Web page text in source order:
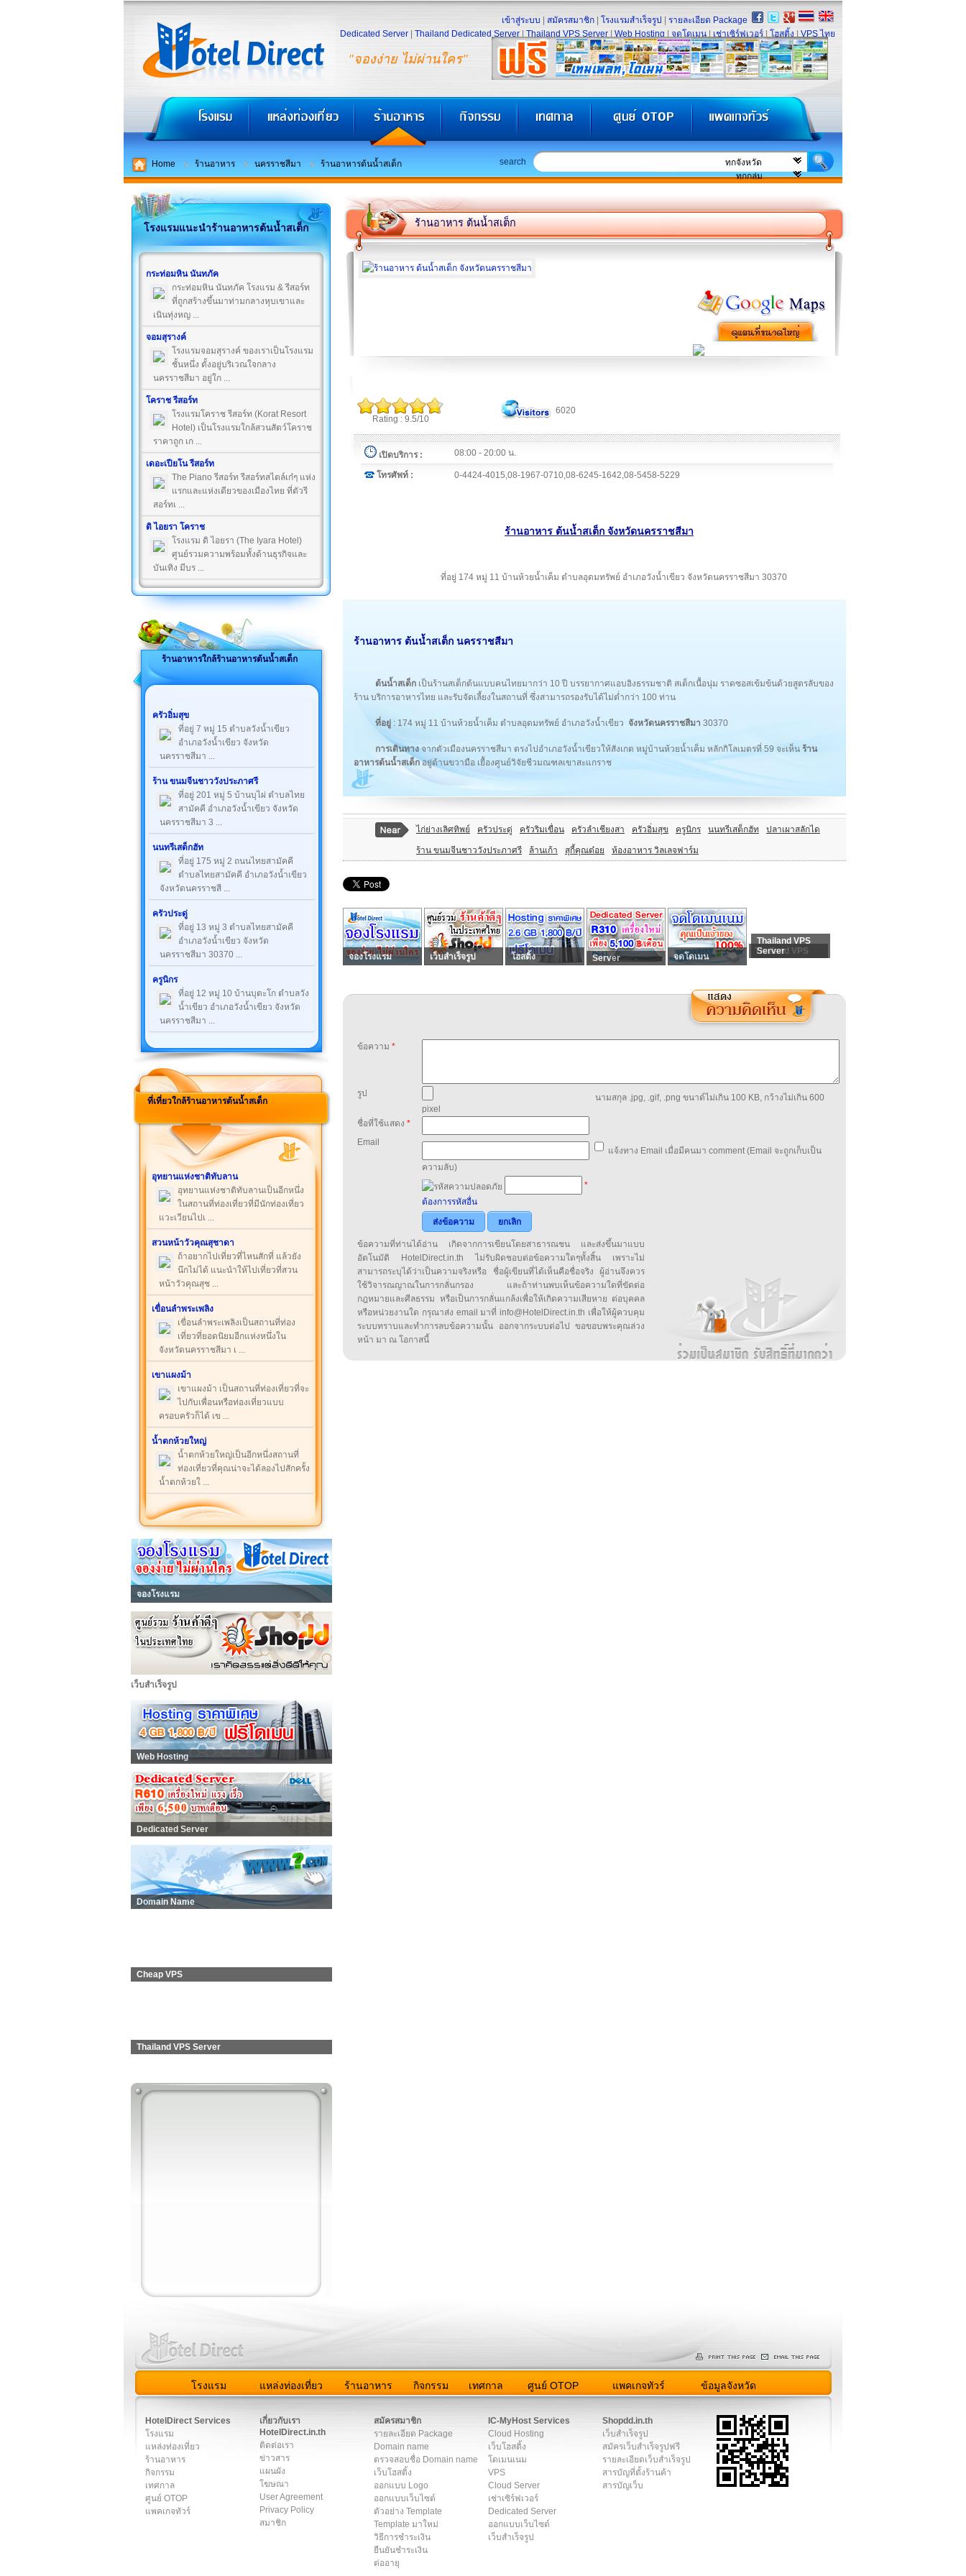
"จองง่าย ไม่ผ่านใคร"
เข้าสู่ระบบ สมัครสมาชิก โรงแรมสำเร็จรูป
รายละเอียด Package
Dedicated Server
Thailand Dedicated Server Thailand VPS Server Web Hosting จดโดเมน เช่าเซิร์ฟเวอร์ โฮสติ้ง VPS ไทย
Home ร้านอาหาร นครราชสีมา ร้านอาหารต้นน้ำสเต็ก search
โรงแรมแนะนำร้านอาหารต้นน้ำสเต็ก
กระท่อมหิน นันทภัค
กระท่อมหิน นันทภัค โรงแรม & รีสอร์ท
ที่ถูกสร้างขึ้นมาท่ามกลางหุบเขาและ
เนินทุ่งหญ ...
จอมสุรางค์
โรงแรมจอมสุรางค์ ของเราเป็นโรงแรม
ชั้นหนึ่ง ตั้งอยู่บริเวณใจกลาง
นครราชสีมา อยู่ใก ...
โคราช รีสอร์ท
โรงแรมโคราช รีสอร์ท (Korat Resort
Hotel) เป็นโรงแรมใกล้สวนสัตว์โคราช
ราคาถูก เก ...
เดอะเปียโน รีสอร์ท
The Piano รีสอร์ท รีสอร์ทสไตล์เก๋ๆ แห่ง
แรกและแห่งเดียวของเมืองไทย ที่ตัวรี
สอร์ทเ ...
ดิ ไอยรา โคราช
โรงแรม ดิ ไอยรา (The Iyara Hotel)
ศูนย์รวมความพร้อมทั้งด้านธุรกิจและ
บันเทิง มีบร ...
ร้านอาหารใกล้ร้านอาหารต้นน้ำสเต็ก
ครัวอิ่มสุข
ที่อยู่ 7 หมู่ 15 ตำบลวังน้ำเขียว
อำเภอวังน้ำเขียว จังหวัด
นครราชสีมา ...
ร้าน ขนมจีนชาววังประภาศรี
ที่อยู่ 201 หมู่ 5 บ้านบุไผ่ ตำบลไทย
สามัคคี อำเภอวังน้ำเขียว จังหวัด
นครราชสีมา 3 ...
นนทรีเสต็กฮัท
ที่อยู่ 175 หมู่ 2 ถนนไทยสามัคคี
ตำบลไทยสามัคคี อำเภอวังน้ำเขียว
จังหวัดนครราชสี ...
ครัวประดู่
ที่อยู่ 13 หมู่ 3 ตำบลไทยสามัคคี
อำเภอวังน้ำเขียว จังหวัด
นครราชสีมา 30370 ...
ครูนิกร
ที่อยู่ 12 หมู่ 10 บ้านบุตะโก ตำบลวัง
น้ำเขียว อำเภอวังน้ำเขียว จังหวัด
นครราชสีมา ...
ที่เที่ยวใกล้ร้านอาหารต้นน้ำสเต็ก
อุทยานแห่งชาติทับลาน
อุทยานแห่งชาติทับลานเป็นอีกหนึ่ง
ในสถานที่ท่องเที่ยวที่มีนักท่องเที่ยว
แวะเวียนไปเ ...
สวนหน้าวัวคุณสุชาดา
ถ้าอยากไปเที่ยวที่ไหนสักที่ แล้วยัง
นึกไม่ได้ แนะนำให้ไปเที่ยวที่สวน
หน้าวัวคุณสุช ...
เขื่อนลำพระเพลิง
เขื่อนลำพระเพลิงเป็นสถานที่ท่อง
เที่ยวที่ยอดนิยมอีกแห่งหนึ่งใน
จังหวัดนครราชสีมา เ ...
เขาแผงม้า
เขาแผงม้า เป็นสถานที่ท่องเที่ยวที่จะ
ไปกับเพื่อนหรือท่องเที่ยวแบบ
ครอบครัวก็ได้ เข ...
น้ำตกห้วยใหญ่
น้ำตกห้วยใหญ่เป็นอีกหนึ่งสถานที่
ท่องเที่ยวที่คุณน่าจะได้ลองไปสักครั้ง
น้ำตกห้วยใ ...
จองโรงแรม
เว็บสำเร็จรูป
Web Hosting
Dedicated Server
Domain Name
Cheap VPS
Thailand VPS Server
ร้านอาหาร ต้นน้ำสเต็ก
Rating : 9.5/10
6020
เปิดบริการ : 08:00 - 20:00 น.
โทรศัพท์ : 0-4424-4015,08-1967-0710,08-6245-1642,08-5458-5229
ร้านอาหาร ต้นน้ำสเต็ก จังหวัดนครราชสีมา
ที่อยู่ 174 หมู่ 11 บ้านห้วยน้ำเค็ม ตำบลอุดมทรัพย์ อำเภอวังน้ำเขียว จังหวัดนครราชสีมา 30370
ร้านอาหาร ต้นน้ำสเต็ก นครราชสีมา
ต้นน้ำสเต็ก เป็นร้านสเต็กต้นแบบคนไทยมากว่า 10 ปี บรรยากาศแอบอิงธรรมชาติ สเต็กเนื้อนุ่ม ราดซอสเข้มข้นด้วยสูตรลับของ
ร้าน บริการอาหารไทย และรับจัดเลี้ยงในสถานที่ ซึ่งสามารถรองรับได้ไม่ต่ำกว่า 100 ท่าน
ที่อยู่ : 174 หมู่ 11 บ้านห้วยน้ำเค็ม ตำบลอุดมทรัพย์ อำเภอวังน้ำเขียว จังหวัดนครราชสีมา 30370
การเดินทางจากตัวเมืองนครราชสีมา ตรงไปอำเภอวังน้ำเขียวให้สังเกต หมู่บ้านห้วยน้ำเค็ม หลักกิโลเมตรที่ 59 จะเห็น ร้าน
อาหารต้นน้ำสเต็กอยู่ด้านขวามือ เยื้องศูนย์วิจัยชีวมณฑลเขาสะแกราช
ไก่ย่างเลิศทิพย์ ครัวประดู่ ครัวริมเขื่อน ครัวลำเชียงสา ครัวอิ่มสุข ครูนิกร นนทรีเสต็กฮัท ปลาเผาสลักได
ร้าน ขนมจีนชาววังประภาศรี ล้านเก้า สุกี้คุณต๋อย ห้องอาหาร วิลเลจฟาร์ม
จองโรงแรม เว็บสำเร็จรูป โฮสติ้ง Server จดโดเมน
Thailand VPS
Thailand VPS
Server
ข้อความ *
รูป
นามสกุล .jpg, .gif, .png ขนาด์ไม่เกิน 100 KB, กว้างไม่เกิน 600
pixel
ชื่อที่ใช้แสดง *
Email
แจ้งทาง Email เมื่อมีคนมา comment (Email จะถูกเก็บเป็น
ความลับ)
*
ต้องการรหัสอื่น
ส่งข้อความ
ยกเลิก
ข้อความที่ท่านได้อ่าน เกิดจากการเขียนโดยสาธารณชน และส่งขึ้นมาแบบ
อัตโนมัติ HotelDirect.in.th ไม่รับผิดชอบต่อข้อความใดๆทั้งสิ้น เพราะไม่
สามารถระบุได้ว่าเป็นความจริงหรือ ชื่อผู้เขียนที่ได้เห็นคือชื่อจริง ผู้อ่านจึงควร
ใช้วิจารณญาณในการกลั่นกรอง และถ้าท่านพบเห็นข้อความใดที่ขัดต่อ
กฎหมายและศีลธรรม หรือเป็นการกลั่นแกล้งเพื่อให้เกิดความเสียหาย ต่อบุคคล
หรือหน่วยงานใด กรุณาส่ง email มาที่ info@HotelDirect.in.th เพื่อให้ผู้ควบคุม
ระบบทราบและทำการลบข้อความนั้น ออกจากระบบต่อไป ขอขอบพระคุณล่วง
หน้า มา ณ โอกาสนี้
โรงแรม แหล่งท่องเที่ยว ร้านอาหาร กิจกรรม เทศกาล ศูนย์ OTOP แพคเกจทัวร์ ข้อมูลจังหวัด
HotelDirect Services
โรงแรม
แหล่งท่องเที่ยว
ร้านอาหาร
กิจกรรม
เทศกาล
ศูนย์ OTOP
แพคเกจทัวร์
เกี่ยวกับเรา
HotelDirect.in.th
ติดต่อเรา
ข่าวสาร
แผนผัง
โฆษณา
User Agreement
Privacy Policy
สมาชิก
สมัครสมาชิก
รายละเอียด Package
Domain name
ตรวจสอบชื่อ Domain name
เว็บโฮสติ้ง
ออกแบบ Logo
ออกแบบเว็บไซต์
ตัวอย่าง Template
Template มาใหม่
วิธีการชำระเงิน
ยืนยันชำระเงิน
ต่ออายุ
IC-MyHost Services
Cloud Hosting
เว็บโฮสติ้ง
โดเมนเนม
VPS
Cloud Server
เช่าเซิร์ฟเวอร์
Dedicated Server
ออกแบบเว็บไซต์
เว็บสำเร็จรูป
Shopdd.in.th
เว็บสำเร็จรูป
สมัครเว็บสำเร็จรูปฟรี
รายละเอียดเว็บสำเร็จรูป
สารบัญที่ตั้งร้านค้า
สารบัญเว็บ